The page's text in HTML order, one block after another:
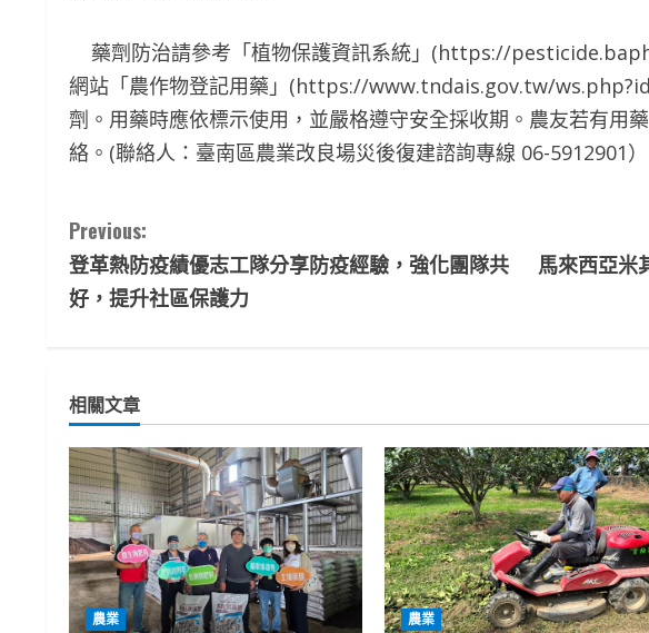
藥劑防治請參考「植物保護資訊系統」(https://
網站「農作物登記用藥」(https://www.tndais.gov.tw/
劑。用藥時應依標示使用，並嚴格遵守安全採收期。農友若有用
絡。(聯絡人：臺南區農業改良場災後復建諮詢專線 06-5912901）
C
o
i
n
u
e
R
Previous:
登革熱防疫績優志工隊分享防疫經驗，強化團隊共
好，提升社區保護力
馬來西亞米
相關文章
農業 農業